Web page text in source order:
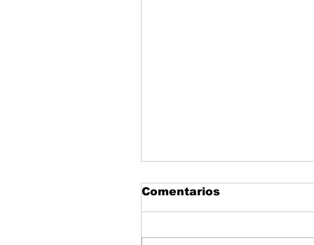
Comentarios